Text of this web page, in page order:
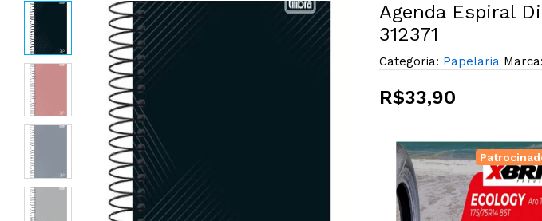
Agenda Espiral
312371
Categoria: Papelaria Marca:
R$33,90